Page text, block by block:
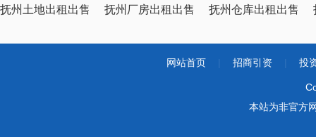
抚州土地出租出售 抚州厂房出租出售 抚州仓库出租出售
网站首页 招商引资 投
本站为非官方